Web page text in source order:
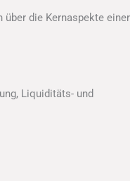
über die Kernaspekte einer
Liquiditäts- und